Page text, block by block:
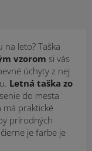
leto? Taška
vzorom si vás
úchyty z nej
Letná taška zo
do mesta
má praktické
prírodných
je farbe je